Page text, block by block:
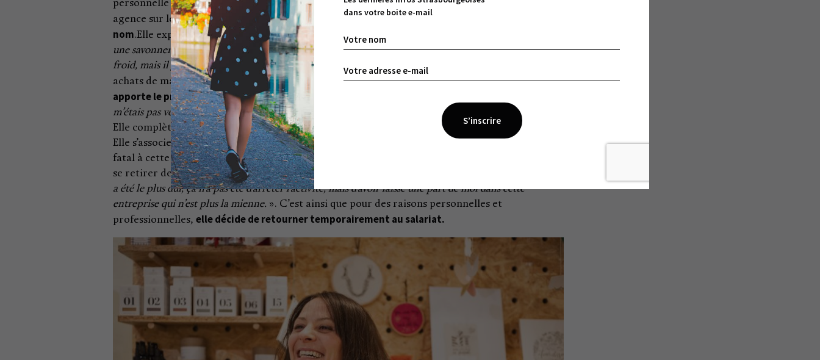
dans votre boite e-mail
personnelle puis pour son entourage. Alors sollicitée en tant que graphiste free-lance dans une
agence sur le déclin,elle décide de se consacrer à la savonnerie, en se lançant sous son propre
nom.Elle expérimente de nombreux statuts. D’abord en auto-entrepreneur, en 2010 : «
une savonnerie, ça paraissait un peu improbable. Maintenant, on entend parler de saponification à
froid, mais il y a 8 ans, personne ne savait ce que c’était». Puis en SARL, lorsque le volume de ses
achats de matières premières augmente.Mais comme souvent, le cap de la deuxième année
apporte le premier coup dur: «J’ai blêmi à la vue du chèque qu’il fallait faire au RSI, alors que je ne
m’étais pas versée 1 centime ! ».
Elle complète son parcours avec des formations et stages professionnels, obligatoires ou non.
Elle s’associe avec un fidèle client qu’elle forme. Leurs divergences de vision apporteront le coup
fatal à cette première entreprise : Maud s’oppose alors à l’utilisation de son nom, et décide de
se retirer de celle-ci. «Comme dans toute création, on s’investit énormément dans son projet. Ce qui
a été le plus dur, ça n’a pas été d’arrêter l’activité, mais d’avoir laissé une part de moi dans cette
entreprise qui n’est plus la mienne. ». C’est ainsi que pour des raisons personnelles et
professionnelles, elle décide de retourner temporairement au salariat.